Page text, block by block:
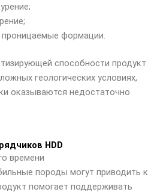
формации.
способности продукт
геологических условиях,
оказываются недостаточно
HDD
времени
породы могут приводить к
помогает поддерживать